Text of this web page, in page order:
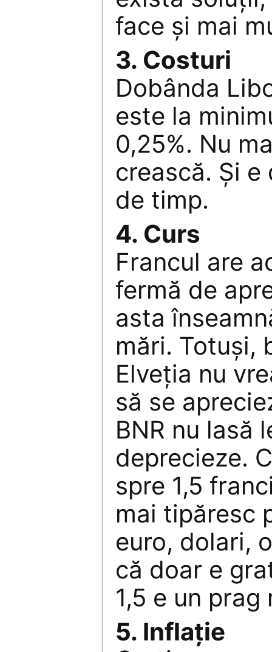
face şi mai
3. Costuri
Dobânda
este la
0,25%. Nu
crească. Şi
de timp.
4. Curs
Francul are
fermă de
asta
mări. Totuşi,
Elveţia nu
să se
BNR nu lasă
deprecieze.
spre 1,5
mai tipăresc
euro, dolari,
că doar e
1,5 e un prag
5. Inflaţie